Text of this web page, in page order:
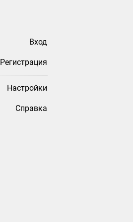
Вход
Регистрация
Настройки
Справка